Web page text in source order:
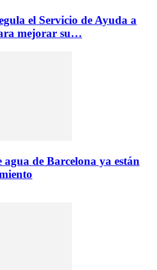
el Servicio de Ayuda a
mejorar su…
agua de Barcelona ya están